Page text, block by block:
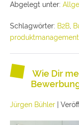
Abgelegt unter:
Schlagwörter: B2B,
produktmanagement
Wie Dir
Jürgen Bühler